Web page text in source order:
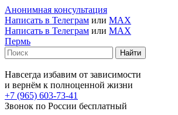
Анонимная консультация
Написать в Телеграм или MAX
Написать в Телеграм или MAX
Пермь
Навсегда избавим от зависимости
и вернём к полноценной жизни
+7 (965) 603-73-41
Звонок по России бесплатный